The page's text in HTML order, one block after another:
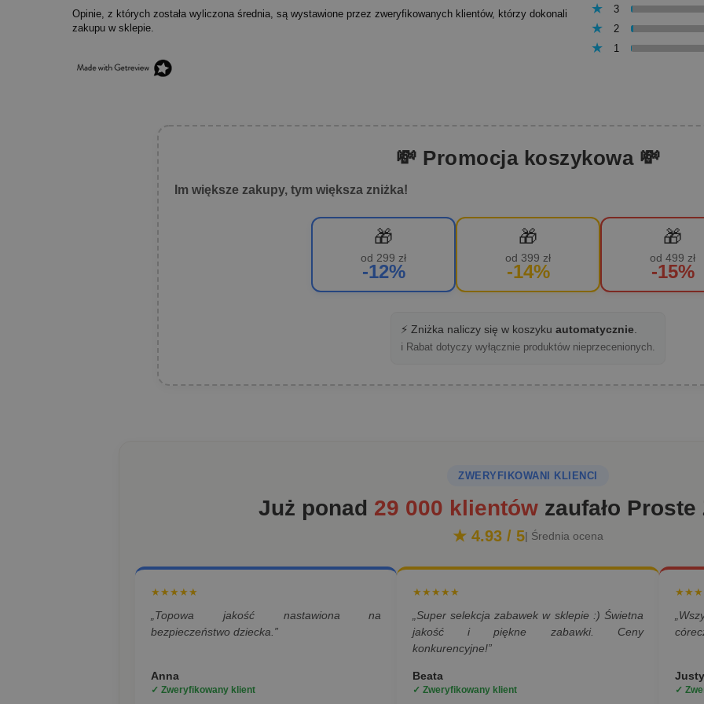
Opinie, z których została wyliczona średnia, są wystawione przez zweryfikowanych klientów, którzy dokonali
zakupu w sklepie.
3
2
1
💸 Promocja koszykowa 💸
Im większe zakupy, tym większa zniżka!
🎁
od 299 zł
-12%
🎁
od 399 zł
-14%
🎁
od 499 zł
-15%
⚡ Zniżka naliczy się w koszyku automatycznie.
ℹ️ Rabat dotyczy wyłącznie produktów nieprzecenionych.
ZWERYFIKOWANI KLIENCI
Już ponad 29 000 klientów zaufało
★ 4.93 / 5| Średnia ocena
★★★★★
„Topowa jakość nastawiona na
bezpieczeństwo dziecka.”
Anna
✓ Zweryfikowany klient
★★★★★
„Super selekcja zabawek w sklepie :) Świetna
jakość i piękne zabawki. Ceny
konkurencyjne!”
Beata
✓ Zweryfikowany klient ✓